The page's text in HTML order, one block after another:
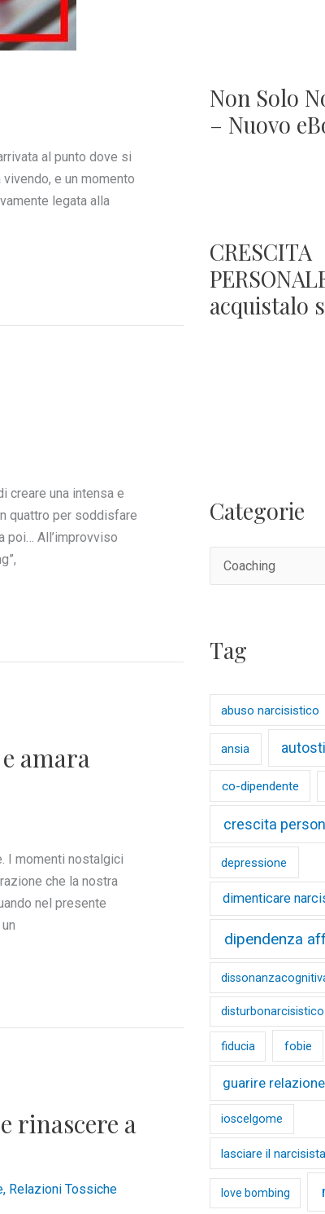
al punto dove si
e un momento
legata alla
creare una intensa e
quattro per soddisfare
poi… All’improvviso
amara
I momenti nostalgici
che la nostra
nel presente
rinascere a
, Relazioni Tossiche
Non Solo
– Nuovo
CRESCITA
acquistalo
Categorie
Tag
abuso narcisistico
ansia
co-dipendente
crescita
depressione
dimenticare
dipendenza
disturbonarcisistico
fiducia fobie
guarire
ioscelgome
lasciare il narcisista
love bombing